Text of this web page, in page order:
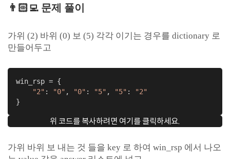
👨🏻‍💻 문제 풀이
가위 (2) 바위 (0) 보 (5) 각각 이기는 경우를 dictionary 로
만들어두고
win_rsp = {
"2" : "0" , "0" : "5" , "5" :
"2"
}
위 코드를 복사하려면 여기를 클릭하세요.
가위 바위 보 내는 것 들을 key 로 하여 win_rsp 에서 나오